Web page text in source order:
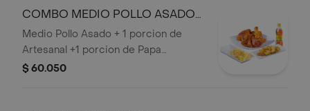
COMBO MEDIO POLLO ASADO
OFERTA
Medio Pollo Asado + 1 porcion de
Artesanal +1 porcion de Papa
Francesa + 1 Bebida Personal.
$ 60.050